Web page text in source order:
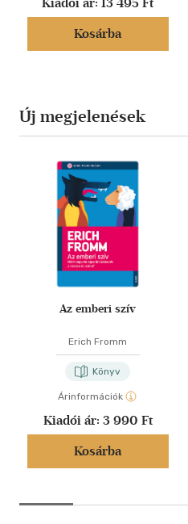
Kiadói ár: 13 495 Ft
Kosárba
Új megjelenések
Az emberi szív
Erich Fromm
Könyv
Árinformációk
Kiadói ár: 3 990 Ft
Kosárba